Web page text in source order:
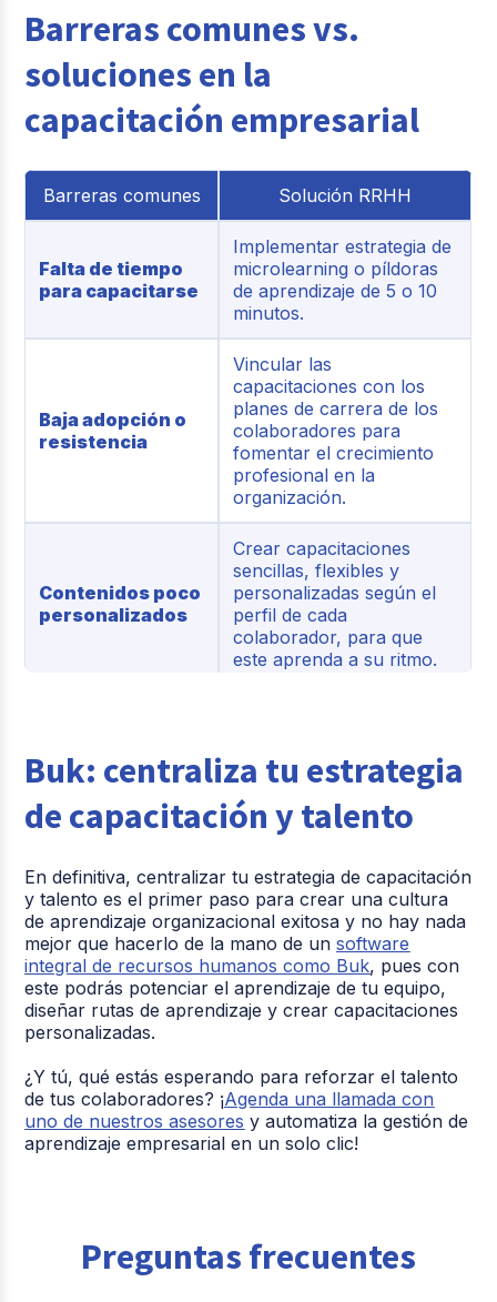
Barreras comunes vs.
soluciones en la
capacitación empresarial
Barreras comunes Solución RRHH
Falta de tiempo
para capacitarse
Implementar estrategia de
microlearning o píldoras
de aprendizaje de 5 o 10
minutos.
Baja adopción o
resistencia
Vincular las
capacitaciones con los
planes de carrera de los
colaboradores para
fomentar el crecimiento
profesional en la
organización.
Contenidos poco
personalizados
Crear capacitaciones
sencillas, flexibles y
personalizadas según el
perfil de cada
colaborador, para que
este aprenda a su ritmo.
medir los
resultados
de satisfacción y métricas
que midan la
productividad.
Falta de apoyo
por parte de los
líderes
las capacitaciones a los
líderes para alinear las
metas del negocio y
resolver los dolores del
área.
Buk: centraliza tu estrategia
de capacitación y talento
En definitiva, centralizar tu estrategia de capacitación
y talento es el primer paso para crear una cultura
de aprendizaje organizacional exitosa y no hay nada
mejor que hacerlo de la mano de unsoftware
integral de recursos humanos como Buk, pues con
este podrás potenciar el aprendizaje de tu equipo,
diseñar rutas de aprendizaje y crear capacitaciones
personalizadas.
¿Y tú, qué estás esperando para reforzar el talento
de tus colaboradores? ¡Agenda una llamada con
uno de nuestros asesores y automatiza la gestión de
aprendizaje empresarial en un solo clic!
Preguntas frecuentes